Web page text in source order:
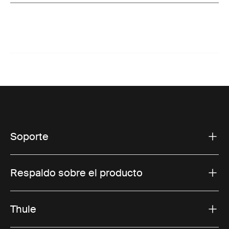
Soporte
Respaldo sobre el producto
Thule